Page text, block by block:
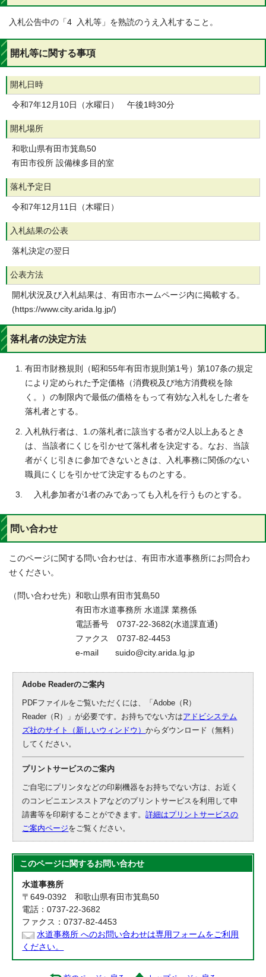
入札公告中の「4 入札等」を熟読のうえ入札すること。
開札等に関する事項
開札日時
令和7年12月10日（水曜日） 午後1時30分
開札場所
和歌山県有田市箕島50
有田市役所 設備棟多目的室
落札予定日
令和7年12月11日（木曜日）
入札結果の公表
落札決定の翌日
公表方法
開札状況及び入札結果は、有田市ホームページ内に掲載する。
(https://www.city.arida.lg.jp/)
落札者の決定方法
有田市財務規則（昭和55年有田市規則第1号）第107条の規定
により定められた予定価格（消費税及び地方消費税を除
く。）の制限内で最低の価格をもって有効な入札をした者を
落札者とする。
入札執行者は、1.の落札者に該当する者が2人以上あるとき
は、当該者にくじを引かせて落札者を決定する。なお、当該
者がくじ引きに参加できないときは、入札事務に関係のない
職員にくじを引かせて決定するものとする。
入札参加者が1者のみであっても入札を行うものとする。
問い合わせ
このページに関する問い合わせは、有田市水道事務所にお問合わ
せください。
（問い合わせ先）和歌山県有田市箕島50
有田市水道事務所 水道課 業務係
電話番号 0737-22-3682(水道課直通)
ファクス 0737-82-4453
e-mail suido@city.arida.lg.jp
Adobe Readerのご案内
PDFファイルをご覧いただくには、「Adobe（R）
Reader（R）」が必要です。お持ちでない方はアドビシステム
ズ社のサイト（新しいウィンドウ）からダウンロード（無料）
してください。
プリントサービスのご案内
ご自宅にプリンタなどの印刷機器をお持ちでない方は、お近く
のコンビニエンスストアなどのプリントサービスを利用して申
請書等を印刷することができます。詳細はプリントサービスの
ご案内ページをご覧ください。
このページに関するお問い合わせ
水道事務所
〒649-0392 和歌山県有田市箕島50
電話：0737-22-3682
ファクス：0737-82-4453
水道事務所 へのお問い合わせは専用フォームをご利用
ください。